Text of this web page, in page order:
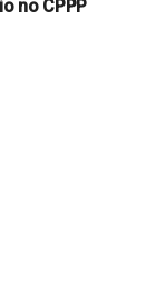
no CPPP